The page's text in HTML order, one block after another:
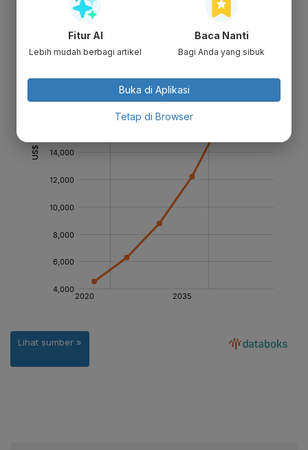
Fitur AI
Lebih mudah berbagi artikel
Baca Nanti
Bagi Anda yang sibuk
Buka di Aplikasi
Tetap di Browser